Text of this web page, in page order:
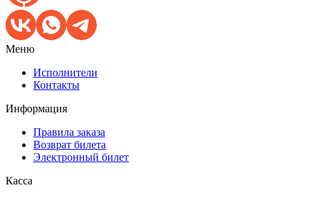
Меню
Исполнители
Контакты
Информация
Правила заказа
Возврат билета
Электронный билет
Касса